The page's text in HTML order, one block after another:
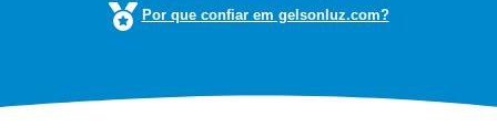
Por que confiar em gelsonluz.com?